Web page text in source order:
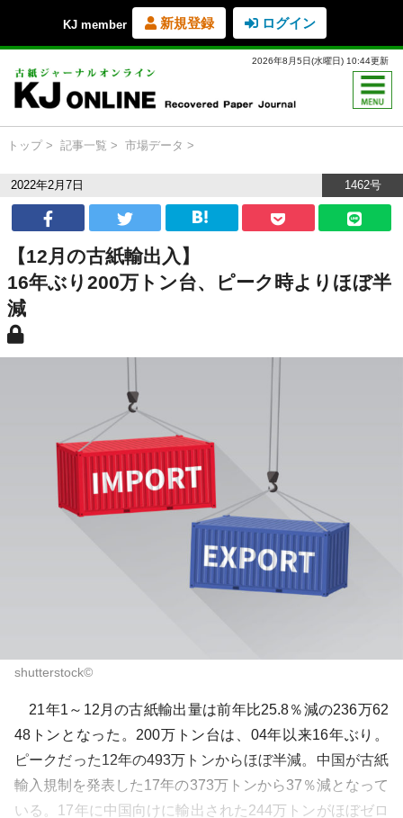
KJ member 新規登録 ログイン
2026年8月5日(水曜日) 10:44更新
トップ 記事一覧 市場データ
2022年2月7日 1462号
【12月の古紙輸出入】
16年ぶり200万トン台、ピーク時よりほぼ半
減
shutterstock©
21年1～12月の古紙輸出量は前年比25.8％減の236万62
48トンとなった。200万トン台は、04年以来16年ぶり。
ピークだった12年の493万トンからほぼ半減。中国が古紙
輸入規制を発表した17年の373万トンから37％減となって
いる。17年に中国向けに輸出された244万トンがほぼゼロ